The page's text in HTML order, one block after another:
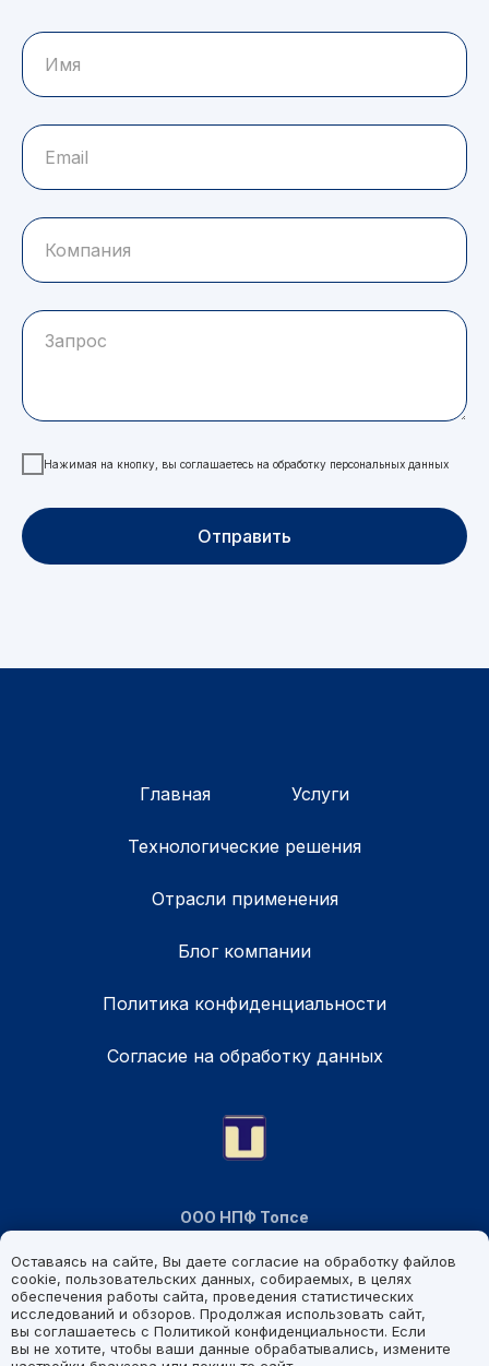
Нажимая на кнопку, вы соглашаетесь на обработку персональных данных
Отправить
Главная Услуги
Технологические решения
Отрасли применения
Блог компании
Политика конфиденциальности
Согласие на обработку данных
ООО НПФ Топсе
+7 926 794 28 26
© 2025 Все материалы данного сайта являются интеллектуальной
собственностью ООО «НПФ ТОПСЕ». Все права защищены и
принадлежат ООО «НПФ ТОПСЕ». Запрещается копирование,
Оставаясь на сайте, Вы даете согласие на обработку файлов
cookie, пользовательских данных, собираемых, в целях
обеспечения работы сайта, проведения статистических
исследований и обзоров. Продолжая использовать сайт,
вы соглашаетесь с Политикой конфиденциальности. Если
вы не хотите, чтобы ваши данные обрабатывались, измените